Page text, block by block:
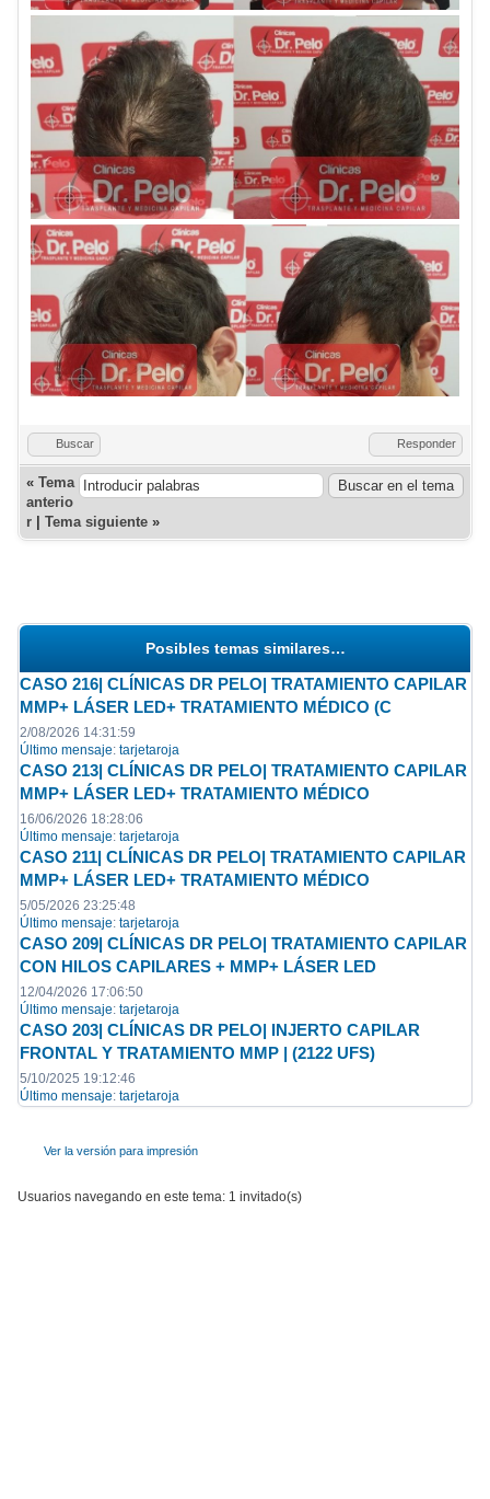
Buscar Responder
«Tema
anterio
r |Tema siguiente »
Posibles temas similares…
CASO 216| CLÍNICAS DR PELO| TRATAMIENTO CAPILAR
MMP+ LÁSER LED+ TRATAMIENTO MÉDICO (C
2/08/2026 14:31:59
Último mensaje:tarjetaroja
CASO 213| CLÍNICAS DR PELO| TRATAMIENTO CAPILAR
MMP+ LÁSER LED+ TRATAMIENTO MÉDICO
16/06/2026 18:28:06
Último mensaje:tarjetaroja
CASO 211| CLÍNICAS DR PELO| TRATAMIENTO CAPILAR
MMP+ LÁSER LED+ TRATAMIENTO MÉDICO
5/05/2026 23:25:48
Último mensaje:tarjetaroja
CASO 209| CLÍNICAS DR PELO| TRATAMIENTO CAPILAR
CON HILOS CAPILARES + MMP+ LÁSER LED
12/04/2026 17:06:50
Último mensaje:tarjetaroja
CASO 203| CLÍNICAS DR PELO| INJERTO CAPILAR
FRONTAL Y TRATAMIENTO MMP | (2122 UFS)
5/10/2025 19:12:46
Último mensaje:tarjetaroja
Ver la versión para impresión
Usuarios navegando en este tema: 1 invitado(s)